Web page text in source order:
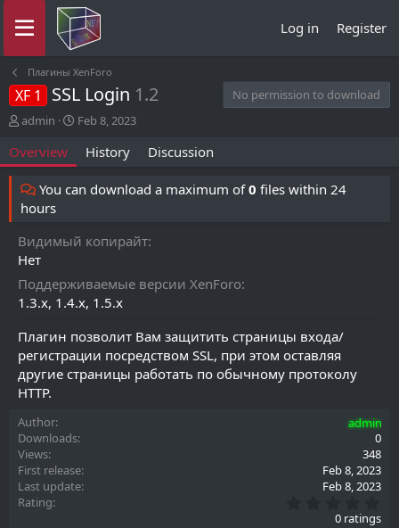
Log in Register
Плагины XenForo
XF 1 SSL Login 1.2
No permission to download
A
t
h
o
r
admin
C
t
d
t
Feb 8, 2023
Overview History Discussion
You can download a maximum of0 files within 24
hours
Видимый копирайт
Нет
Поддерживаемые версии XenForo
1.3.x 1.4.x 1.5.x
Плагин позволит Вам защитить страницы входа/
регистрации посредством SSL, при этом оставляя
другие страницы работать по обычному протоколу
HTTP.
Author
admin
Downloads
0
Views
348
First release
Feb 8, 2023
Last update
Feb 8, 2023
Rating
.
0 ratings